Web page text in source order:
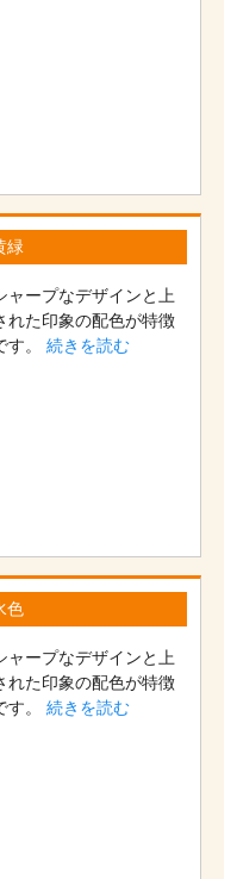
緑
ャープなデザインと上
れた印象の配色が特徴
す。続きを読む
色
ャープなデザインと上
れた印象の配色が特徴
す。続きを読む